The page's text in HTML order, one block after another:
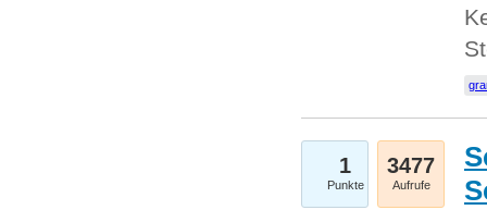
1
Punkte
3477
Aufrufe